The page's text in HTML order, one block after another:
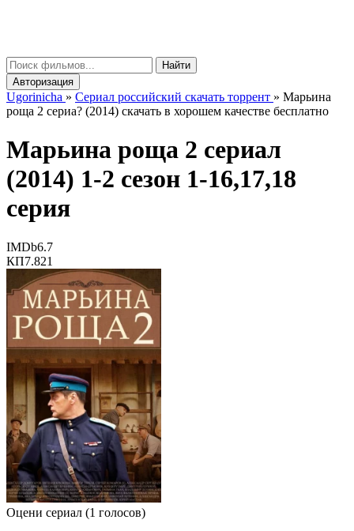
Найти
Авторизация
Ugorinicha » Сериал российский скачать торрент » Марьина
роща 2 сериа? (2014) скачать в хорошем качестве бесплатно
Марьина роща 2 сериал
(2014) 1-2 сезон 1-16,17,18
серия
IMDb6.7
КП7.821
Оцени сериал (1 голосов)